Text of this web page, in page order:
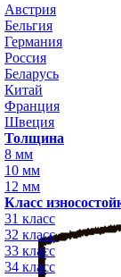
Австрия
Бельгия
Германия
Россия
Беларусь
Китай
Франция
Швеция
Толщина
8 мм
10 мм
12 мм
Класс
31 класс
32 класс
33 класс
34 класс